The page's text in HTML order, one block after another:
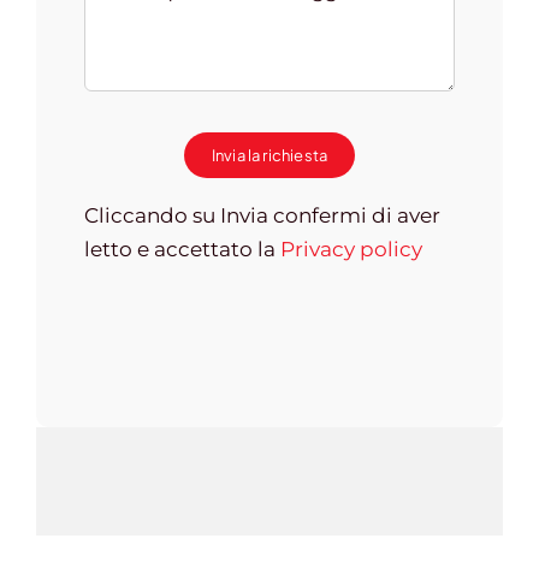
Invia la richiesta
Cliccando su Invia confermi di aver
letto e accettato la Privacy policy